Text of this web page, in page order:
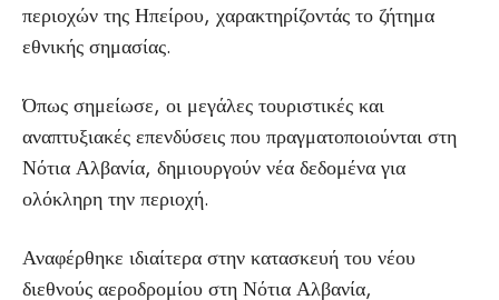
περιοχών της Ηπείρου, χαρακτηρίζοντάς το ζήτημα
εθνικής σημασίας.
Όπως σημείωσε, οι μεγάλες τουριστικές και
αναπτυξιακές επενδύσεις που πραγματοποιούνται στη
Νότια Αλβανία, δημιουργούν νέα δεδομένα για
ολόκληρη την περιοχή.
Αναφέρθηκε ιδιαίτερα στην κατασκευή του νέου
διεθνούς αεροδρομίου στη Νότια Αλβανία,